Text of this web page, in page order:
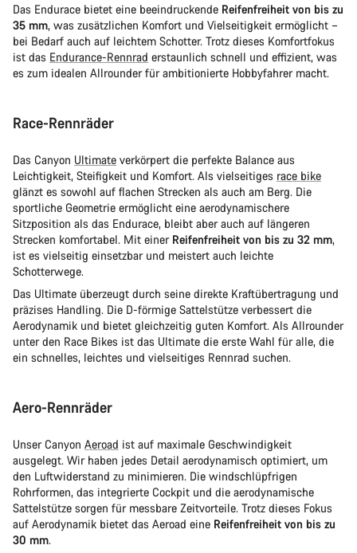
Das Endurace bietet eine beeindruckende Reifenfreiheit von bis zu
35 mm, was zusätzlichen Komfort und Vielseitigkeit ermöglicht –
bei Bedarf auch auf leichtem Schotter. Trotz dieses Komfortfokus
ist das Endurance-Rennrad erstaunlich schnell und effizient, was
es zum idealen Allrounder für ambitionierte Hobbyfahrer macht.
Race-Rennräder
Das Canyon Ultimate verkörpert die perfekte Balance aus
Leichtigkeit, Steifigkeit und Komfort. Als vielseitiges race bike
glänzt es sowohl auf flachen Strecken als auch am Berg. Die
sportliche Geometrie ermöglicht eine aerodynamischere
Sitzposition als das Endurace, bleibt aber auch auf längeren
Strecken komfortabel. Mit einer Reifenfreiheit von bis zu 32 mm,
ist es vielseitig einsetzbar und meistert auch leichte
Schotterwege.
Das Ultimate überzeugt durch seine direkte Kraftübertragung und
präzises Handling. Die D-förmige Sattelstütze verbessert die
Aerodynamik und bietet gleichzeitig guten Komfort. Als Allrounder
unter den Race Bikes ist das Ultimate die erste Wahl für alle, die
ein schnelles, leichtes und vielseitiges Rennrad suchen.
Aero-Rennräder
Unser Canyon Aeroad ist auf maximale Geschwindigkeit
ausgelegt. Wir haben jedes Detail aerodynamisch optimiert, um
den Luftwiderstand zu minimieren. Die windschlüpfrigen
Rohrformen, das integrierte Cockpit und die aerodynamische
Sattelstütze sorgen für messbare Zeitvorteile. Trotz dieses Fokus
auf Aerodynamik bietet das Aeroad eine Reifenfreiheit von bis zu
30 mm.